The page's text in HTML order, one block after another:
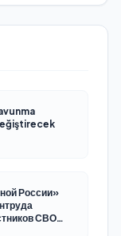
России»
СВО